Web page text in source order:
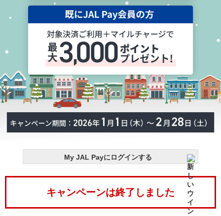
My JAL Payにログインする
キャンペーンは終了しました